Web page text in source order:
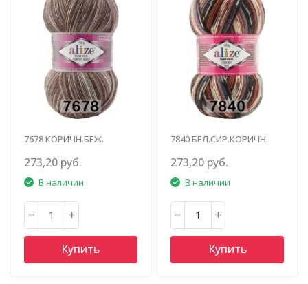
7678 КОРИЧН.БЕЖ.
273,20 руб.
В наличии
Купить
7840 БЕЛ.СИР.КОРИЧН.
273,20 руб.
В наличии
Купить